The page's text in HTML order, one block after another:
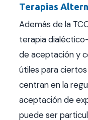
Terapias
Además de la
terapia
de aceptación y
útiles para
centran en la
aceptación de
puede ser